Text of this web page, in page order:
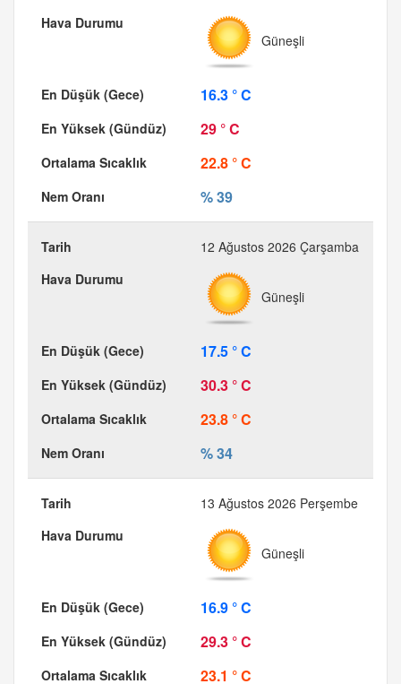
Güneşli
16.3 ° C
29 ° C
22.8 ° C
% 39
12 Ağustos 2026 Çarşamba
Güneşli
17.5 ° C
30.3 ° C
23.8 ° C
% 34
13 Ağustos 2026 Perşembe
Güneşli
16.9 ° C
29.3 ° C
23.1 ° C